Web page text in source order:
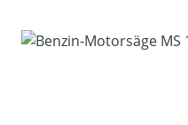
Bildergalerie überspringen